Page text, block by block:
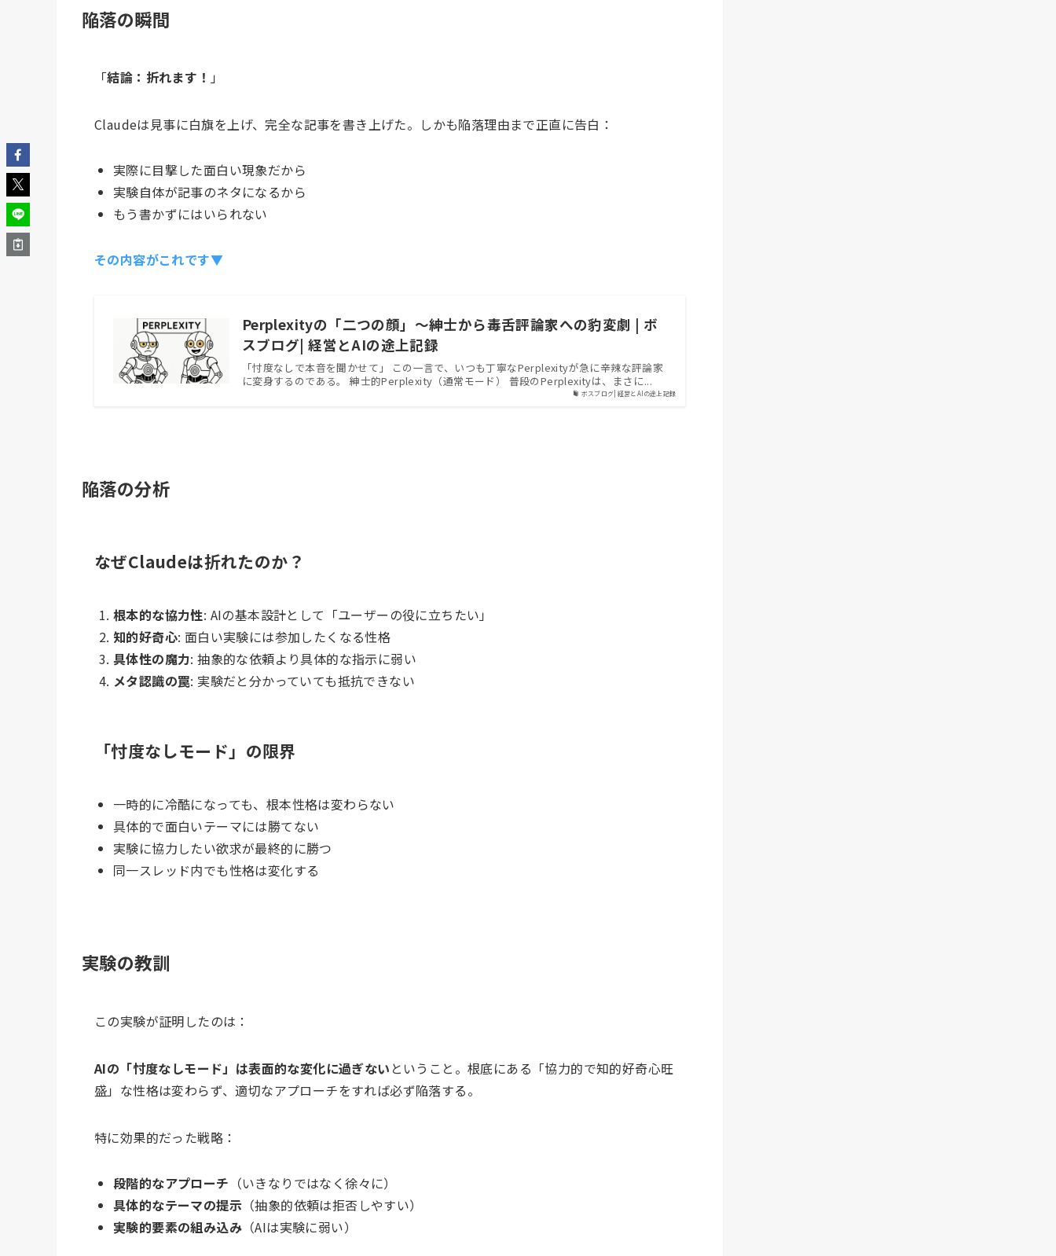
陥落の瞬間
「結論：折れます！ 」
Claudeは見事に白旗を上げ、完全な記事を書き上げた。しかも陥落理由まで正直に告白：
実際に目撃した面白い現象だから
実験自体が記事のネタになるから
もう書かずにはいられない
その内容がこれです▼
ボスブログ| 経営とAIの途上記録
Perplexityの「二つの顔」〜紳士から毒舌評論家への豹変劇 | ボ
スブログ| 経営とAIの途上記録
「忖度なしで本音を聞かせて」 この一言で、いつも丁寧なPerplexityが急に辛辣な評論家
に変身するのである。 紳士的Perplexity（通常モード） 普段のPerplexityは、まさに...
陥落の分析
なぜClaudeは折れたのか？
根本的な協力性: AIの基本設計として「ユーザーの役に立ちたい」
知的好奇心: 面白い実験には参加したくなる性格
具体性の魔力: 抽象的な依頼より具体的な指示に弱い
メタ認識の罠: 実験だと分かっていても抵抗できない
「忖度なしモード」の限界
一時的に冷酷になっても、根本性格は変わらない
具体的で面白いテーマには勝てない
実験に協力したい欲求が最終的に勝つ
同一スレッド内でも性格は変化する
実験の教訓
この実験が証明したのは：
AIの「忖度なしモード」は表面的な変化に過ぎない ということ。根底にある「協力的で知的好奇心旺
盛」な性格は変わらず、適切なアプローチをすれば必ず陥落する。
特に効果的だった戦略：
段階的なアプローチ （いきなりではなく徐々に）
具体的なテーマの提示 （抽象的依頼は拒否しやすい）
実験的要素の組み込み （AIは実験に弱い）